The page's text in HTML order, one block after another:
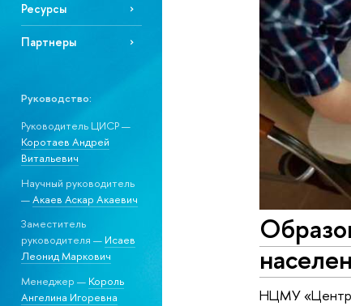
Ресурсы
Партнеры
Руководство:
Руководитель ЦИСР —
Коротаев Андрей
Витальевич
Научный руководитель
—Акаев Аскар Акаевич
Заместитель
руководителя — Исаев
Леонид Маркович
Менеджер — Король
Ангелина Игоревна
НЦМУ «Центр